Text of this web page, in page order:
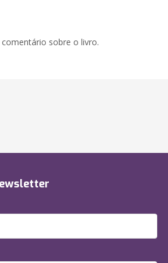
comentário sobre o livro.